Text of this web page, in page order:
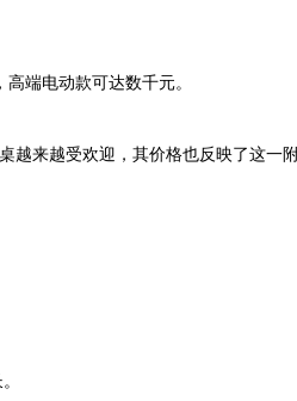
端电动款可达数千元。
越来越受欢迎，其价格也反映了这一